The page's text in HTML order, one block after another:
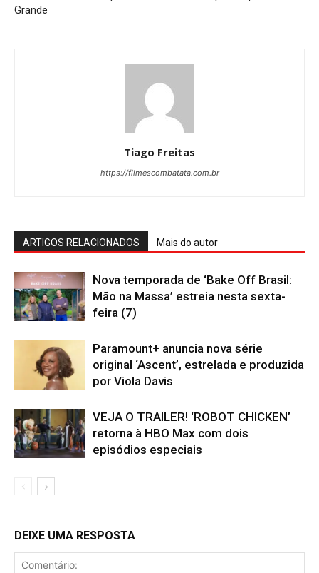
Grande
Tiago Freitas
https://filmescombatata.com.br
ARTIGOS RELACIONADOS Mais do autor
Nova temporada de ‘Bake Off Brasil:
Mão na Massa’ estreia nesta sexta-
feira (7)
Paramount+ anuncia nova série
original ‘Ascent’, estrelada e produzida
por Viola Davis
VEJA O TRAILER! ‘ROBOT CHICKEN’
retorna à HBO Max com dois
episódios especiais
DEIXE UMA RESPOSTA